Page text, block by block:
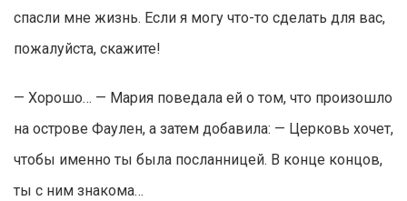
спасли мне жизнь. Если я могу что-то сделать для вас,
пожалуйста, скажите!
— Хорошо… — Мария поведала ей о том, что произошло
на острове Фаулен, а затем добавила: — Церковь хочет,
чтобы именно ты была посланницей. В конце концов,
ты с ним знакома…